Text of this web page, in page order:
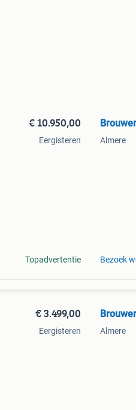
€ 10.950,00
Eergisteren
Topadvertentie
Almere
Bezoek
€ 3.499,00
Eergisteren Almere